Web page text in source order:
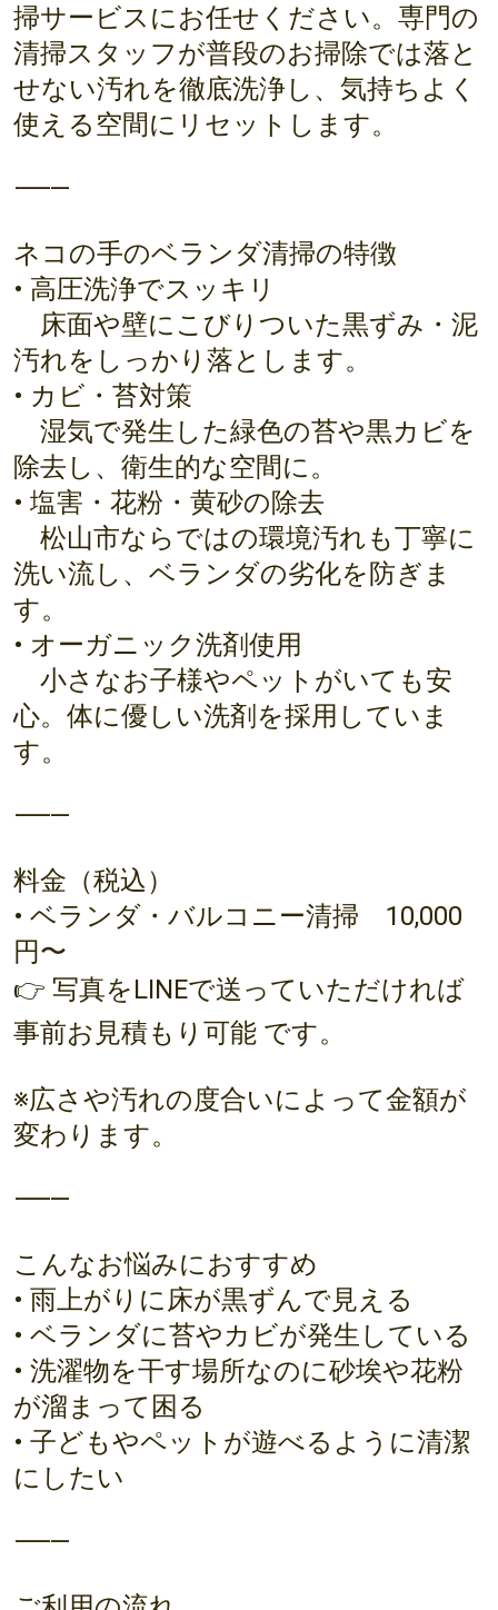
掃サービスにお任せください。専門の
清掃スタッフが普段のお掃除では落と
せない汚れを徹底洗浄し、気持ちよく
使える空間にリセットします。
⸻
ネコの手のベランダ清掃の特徴
• 高圧洗浄でスッキリ
床面や壁にこびりついた黒ずみ・泥
汚れをしっかり落とします。
• カビ・苔対策
湿気で発生した緑色の苔や黒カビを
除去し、衛生的な空間に。
• 塩害・花粉・黄砂の除去
松山市ならではの環境汚れも丁寧に
洗い流し、ベランダの劣化を防ぎま
す。
• オーガニック洗剤使用
小さなお子様やペットがいても安
心。体に優しい洗剤を採用していま
す。
⸻
料金（税込）
• ベランダ・バルコニー清掃 10,000
円〜
👉 写真をLINEで送っていただければ
事前お見積もり可能 です。
※広さや汚れの度合いによって金額が
変わります。
⸻
こんなお悩みにおすすめ
• 雨上がりに床が黒ずんで見える
• ベランダに苔やカビが発生している
• 洗濯物を干す場所なのに砂埃や花粉
が溜まって困る
• 子どもやペットが遊べるように清潔
にしたい
⸻